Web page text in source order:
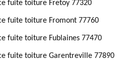
fuite toiture Fretoy 77320
fuite toiture Fromont 77760
fuite toiture Fublaines 77470
fuite toiture Garentreville 77890